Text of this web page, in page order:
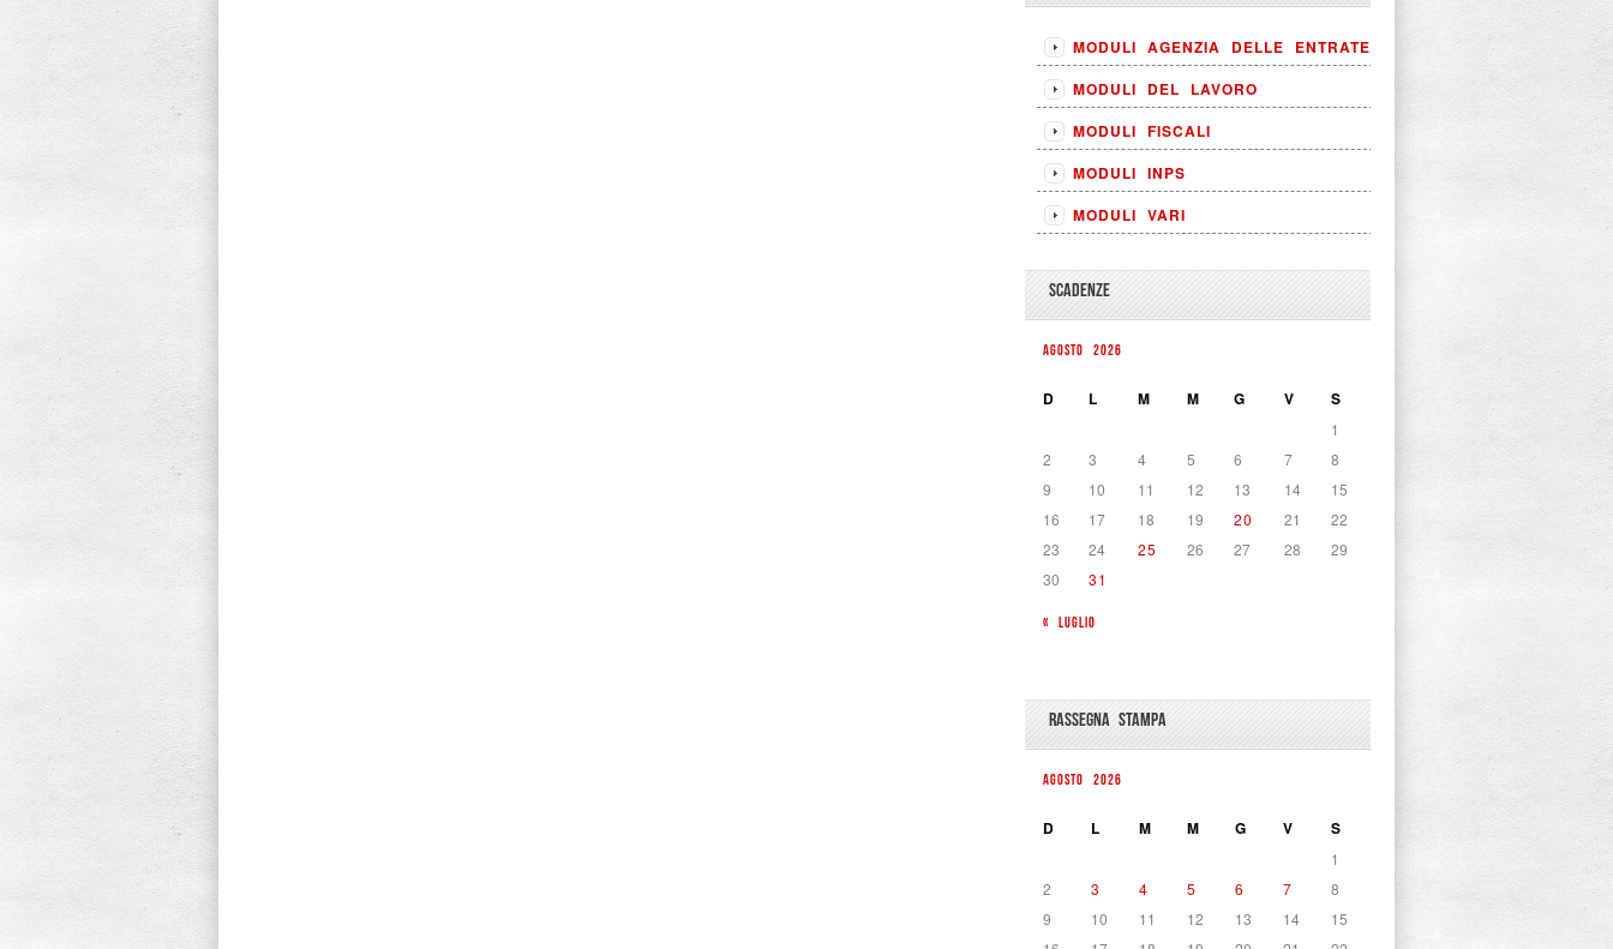
MODULI AGENZIA DELLE ENTRATE
MODULI DEL LAVORO
MODULI FISCALI
MODULI INPS
MODULI VARI
SCADENZE
AGOSTO 2026
D L M M G V S
« LUGLIO
1
2
3 4 5 6 7
8
9
10 11 12 13 14
15
16
17 18 19 20 21
22
23
24 25 26 27 28
29
30
31
RASSEGNA STAMPA
AGOSTO 2026
D L M M G V S
1
2
3 4 5 6 7
8
9
10 11 12 13 14
15